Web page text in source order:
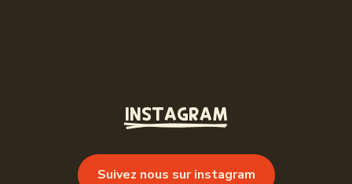
INSTAGRAM
Suivez nous sur instagram